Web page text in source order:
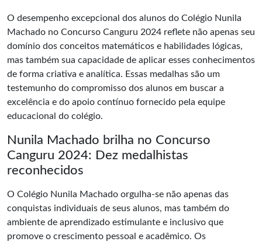
O desempenho excepcional dos alunos do Colégio Nunila
Machado no Concurso Canguru 2024 reflete não apenas seu
domínio dos conceitos matemáticos e habilidades lógicas,
mas também sua capacidade de aplicar esses conhecimentos
de forma criativa e analítica. Essas medalhas são um
testemunho do compromisso dos alunos em buscar a
excelência e do apoio contínuo fornecido pela equipe
educacional do colégio.
Nunila Machado brilha no Concurso
Canguru 2024: Dez medalhistas
reconhecidos
O Colégio Nunila Machado orgulha-se não apenas das
conquistas individuais de seus alunos, mas também do
ambiente de aprendizado estimulante e inclusivo que
promove o crescimento pessoal e acadêmico. Os